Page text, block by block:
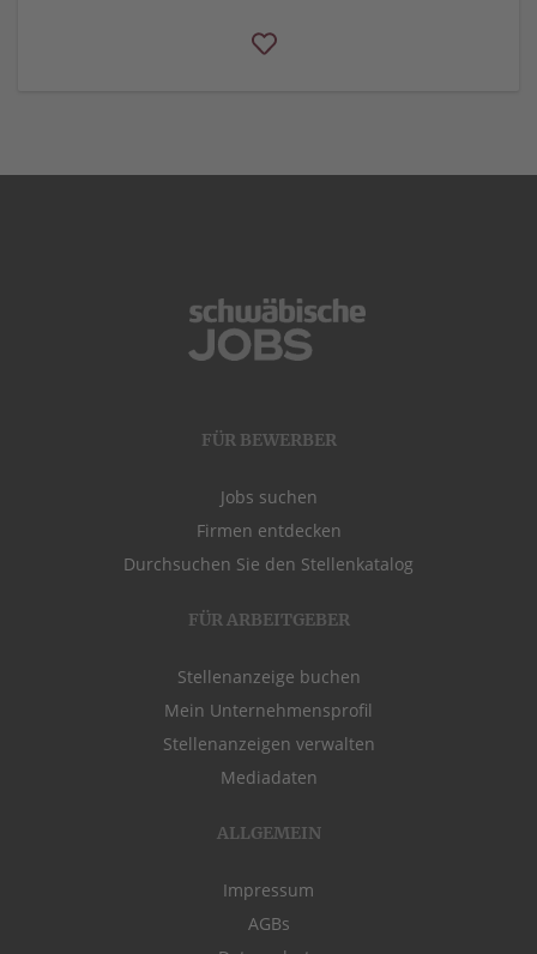
FÜR BEWERBER
Jobs suchen
Firmen entdecken
Durchsuchen Sie den Stellenkatalog
FÜR ARBEITGEBER
Stellenanzeige buchen
Mein Unternehmensprofil
Stellenanzeigen verwalten
Mediadaten
ALLGEMEIN
Impressum
AGBs